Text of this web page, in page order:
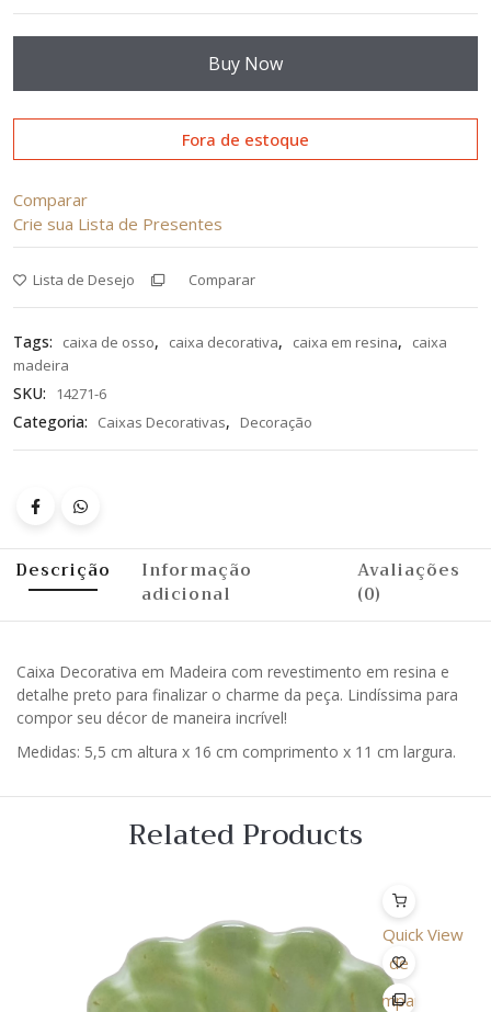
Buy Now
Fora de estoque
Comparar
Crie sua Lista de Presentes
Lista de Desejo Comparar
Tags: caixa de osso, caixa decorativa, caixa em resina,
caixa
madeira
SKU: 14271-6
Categoria: Caixas Decorativas, Decoração
Descrição
Informação
adicional
Avaliações
(0)
Caixa Decorativa em Madeira com revestimento em resina e
detalhe preto para finalizar o charme da peça. Lindíssima para
compor seu décor de maneira incrível!
Medidas: 5,5 cm altura x 16 cm comprimento x 11 cm largura.
Related Products
Quick View
Lista
de
Desejo
Comparar